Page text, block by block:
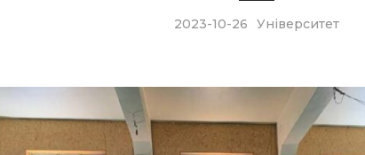
2023-10-26 Університет